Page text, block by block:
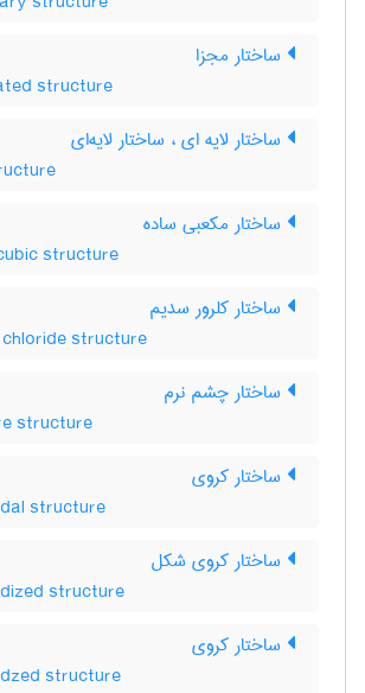
ساختار مجزا
structure
ساختار لایه ای ، ساختار لایه‌ای
ساختار مکعبی ساده
structure
ساختار کلرور سدیم
structure
ساختار چشم نرم
structure
ساختار کروی
structure
ساختار کروی شکل
structure
ساختار کروی
structure